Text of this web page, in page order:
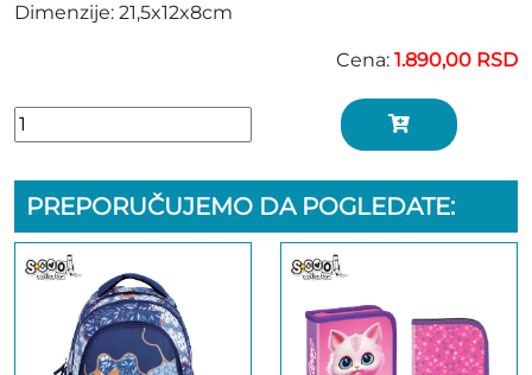
Dimenzije: 21,5x12x8cm
Cena: 1.890,00 RSD
PREPORUČUJEMO DA POGLEDATE: